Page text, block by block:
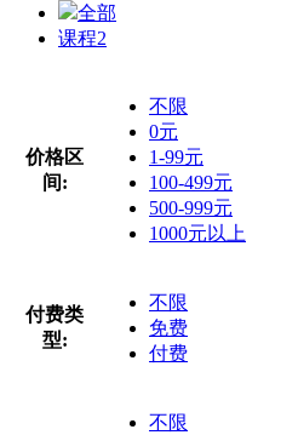
全部
课程2
价格区
间:
不限
0元
1-99元
100-499元
500-999元
1000元以上
付费类
型:
不限
免费
付费
不限